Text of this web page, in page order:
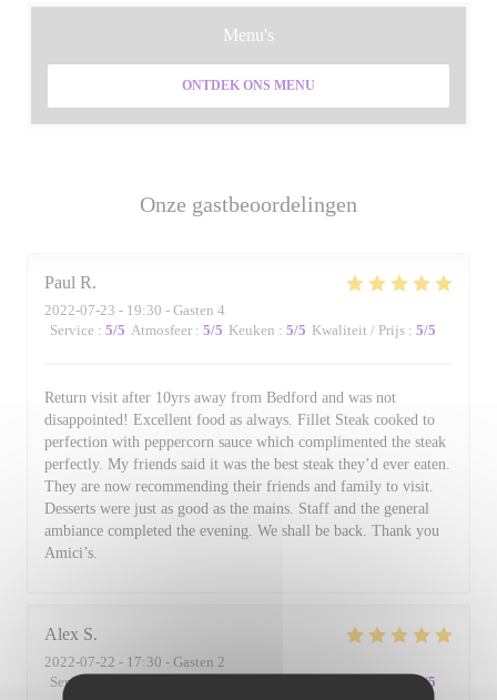
Onze gastbeoordelingen
Paul R
2022-07-23 - 19:30 - Gasten 4
Service : 5/5 Atmosfeer : 5/5 Keuken : 5/5 Kwaliteit / Prijs : 5/5
Return visit after 10yrs away from Bedford and was not
disappointed! Excellent food as always. Fillet Steak cooked to
perfection with peppercorn sauce which complimented the steak
perfectly. My friends said it was the best steak they’d ever eaten.
They are now recommending their friends and family to visit.
Desserts were just as good as the mains. Staff and the general
ambiance completed the evening. We shall be back. Thank you
Amici’s.
Alex S
2022-07-22 - 17:30 - Gasten 2
Service
4/5
Menu's
ONTDEK ONS MENU